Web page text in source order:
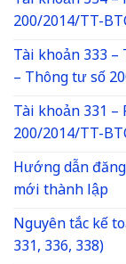
200/2014/TT-
Tài khoản 333
– Thông tư số
Tài khoản 331
200/2014/TT-
Hướng dẫn
mới thành lập
Nguyên tắc kế
331, 336, 338)